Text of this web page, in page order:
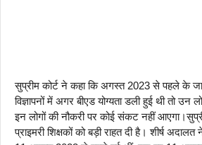
सुप्रीम कोर्ट ने कहा कि अगस्त 2023 से पहले के
विज्ञापनों में अगर बीएड योग्यता डली हुई थी तो उन
इन लोगों की नौकरी पर कोई संकट नहीं
प्राइमरी शिक्षकों को बड़ी राहत दी है। शीर्ष अदालत